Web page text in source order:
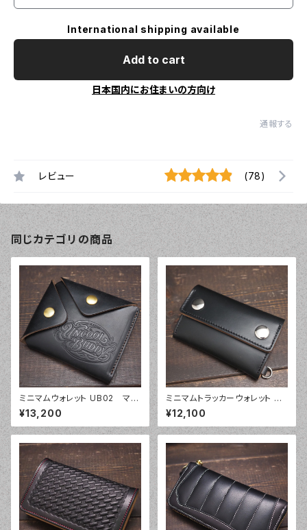
International shipping available
Add to cart
日本国内にお住まいの方向け
通報する
レビュー (78)
同じカテゴリの商品
ミニマムウォレット UB02 マチ
付き 2ボタン ミニウォレット ク
ロムエクセル
¥13,200
ミニマムトラッカーウォレット UB
03 クロムエクセル ハーフカ
バー トラッカーウォレット
¥12,100